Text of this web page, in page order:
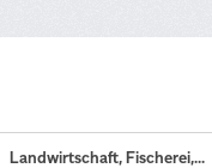
Landwirtschaft, Fischerei,...